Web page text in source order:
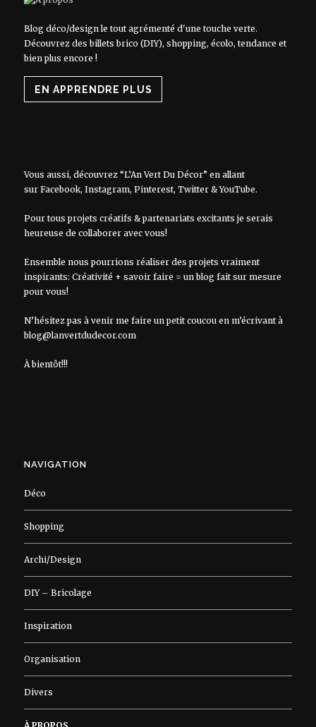
Blog déco/design le tout agrémenté d'une touche verte.
Découvrez des billets brico (DIY), shopping, écolo, tendance et
bien plus encore !
EN APPRENDRE PLUS
Vous aussi, découvrez “L’An Vert Du Décor” en allant
sur Facebook, Instagram, Pinterest, Twitter&YouTube.
Pour tous projets créatifs & partenariats excitants je serais
heureuse de collaborer avec vous!
Ensemble nous pourrions réaliser des projets vraiment
inspirants: Créativité + savoir faire = un blog fait sur mesure
pour vous!
N’hésitez pas à venir me faire un petit coucou en m’écrivant à
blog@lanvertdudecor.com
À bientôt!!!
NAVIGATION
Déco
Shopping
Archi/Design
DIY – Bricolage
Inspiration
Organisation
Divers